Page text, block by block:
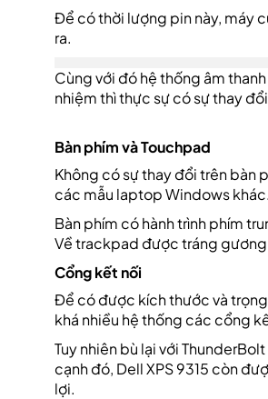
Để có thời lượng pin này, máy
ra.
Cùng với đó hệ thống âm
nhiệm thì thực sự có sự thay
Bàn phím và Touchpad
Không có sự thay đổi trên bàn
các mẫu laptop Windows khác.
Bàn phím có hành trình phím
Về trackpad được tráng
Cổng kết nối
Để có được kích thước và
khá nhiều hệ thống các cổng
Tuy nhiên bù lại với
cạnh đó, Dell XPS 9315 còn
lợi.